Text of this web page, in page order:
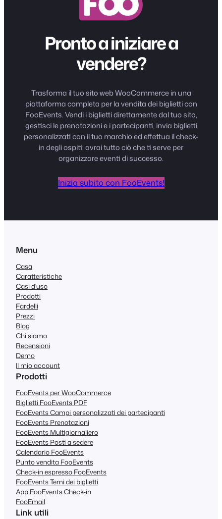
Pronto a iniziare a
vendere?
Trasforma il tuo sito web WooCommerce in una
piattaforma completa per la vendita dei biglietti con
FooEvents. Vendi i biglietti direttamente dal tuo sito,
gestisci le prenotazioni e i partecipanti, invia biglietti
personalizzati con il tuo marchio ed effettua il check-
in degli ospiti: avrai tutto ciò che ti serve per
organizzare eventi di successo.
Inizia subito con FooEvents!
Menu
Casa
Caratteristiche
Casi d'uso
Prodotti
Fardelli
Prezzi
Blog
Chi siamo
Recensioni
Demo
Il mio account
Prodotti
FooEvents per WooCommerce
Biglietti FooEvents PDF
FooEvents Campi personalizzati dei partecipanti
FooEvents Prenotazioni
FooEvents Multigiornaliero
FooEvents Posti a sedere
Calendario FooEvents
Punto vendita FooEvents
Check-in espresso FooEvents
FooEvents Temi dei biglietti
App FooEvents Check-in
FooEmail
Link utili